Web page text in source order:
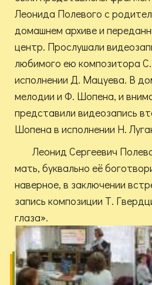
Леонида Полевого с
домашнем архиве и
центр. Прослушали
любимого ею композитора
исполнении Д. Мацуева. В
мелодии и Ф. Шопена, и
представили видеозапись
Шопена в исполнении Н.
Леонид Сергеевич
мать, буквально её
наверное, в заключении
запись композиции Т.
глаза».